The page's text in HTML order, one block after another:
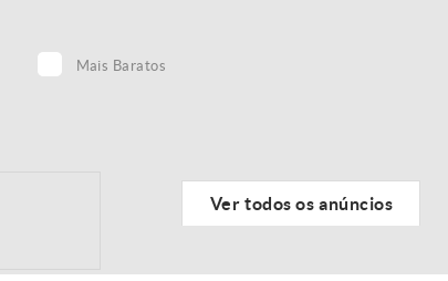
Mais Baratos
Ver todos os anúncios